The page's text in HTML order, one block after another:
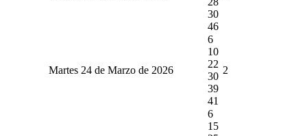
30
46
Martes 24 de Marzo de 2026
6
10
22
30
39
41
2
6
15